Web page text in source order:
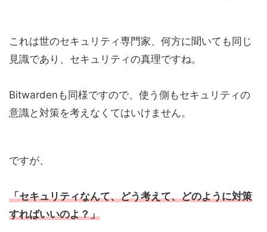
これは世のセキュリティ専門家、何方に聞いても同じ
見識であり、セキュリティの真理ですね。
Bitwardenも同様ですので、使う側もセキュリティの
意識と対策を考えなくてはいけません。
ですが、
「セキュリティなんて、どう考えて、どのように対策
すればいいのよ？」